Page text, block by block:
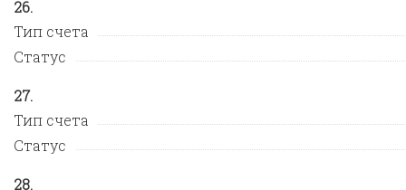
Тип счета
Статус
Тип счета
Статус